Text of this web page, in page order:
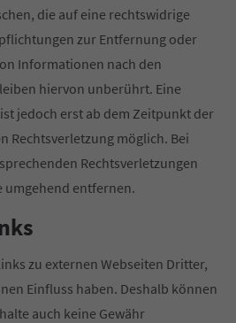
die auf eine rechtswidrige
zur Entfernung oder
Informationen nach den
hiervon unberührt. Eine
jedoch erst ab dem Zeitpunkt der
Rechtsverletzung möglich. Bei
Rechtsverletzungen
umgehend entfernen.
zu externen Webseiten Dritter,
Einfluss haben. Deshalb können
auch keine Gewähr